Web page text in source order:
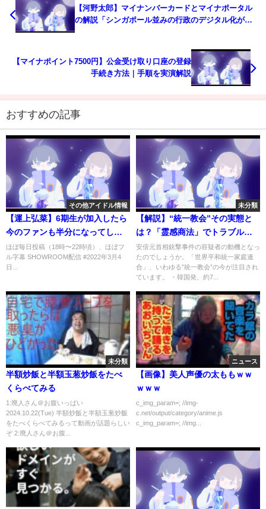
【河野太郎】マイナンバーカードとマイナポータル
の解説「シンガポール並みの行政のデジタル化がで
【マイナポイント7500円】公金受け取り口座の登録
手続き方法｜手順を実演解説
おすすめの記事
その他アイドル情報
【運上弘菜】6期生が加入したら
今のファンも半分になってしま
うのか
ほぼ毎日投稿（18時〜22時頃）、ほぼフ
ル字幕 SHOWROOM配信 #2022年3月4
日...
未分類
【解説】“統一教会”その実態と
は？「霊感商法」でトラブル
も…
安倍元首相銃撃事件の容疑者の動機となっ
たのでしょうか。「世界平和統一家庭連
合」、いわゆる”統一教会”の今が注目され
ています。 ・韓国発、約7...
未分類
半額炒飯と半額玉葱炒飯をたべ
くらべてみる
1:廃人さん＠お腹いっぱい
2024.10.22(Tue) 半額炒飯と半額玉葱炒飯
をたべくらべてみるって動画が話題らしい
ぞ 2:廃人さん＠お腹...
ニュース
【画像】美人声優の太ももｗｗ
ｗｗｗ
c_img_param=; //img-
c.net/output/category/anime.js
c_img_param=; //img...